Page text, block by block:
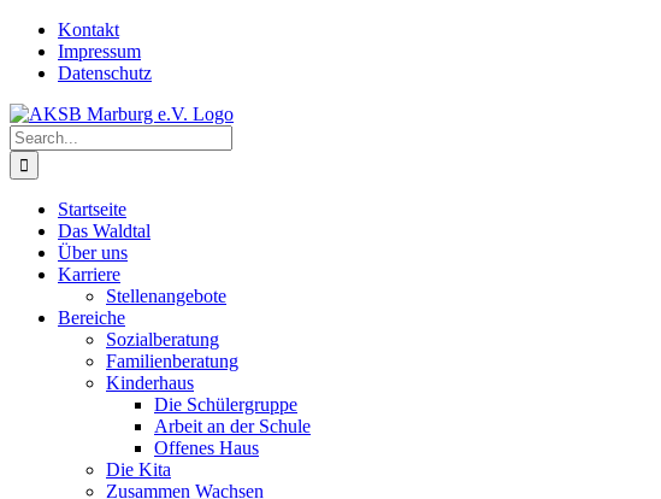
Skip
content
Kontakt
Impressum
Datenschutz
Search
for:
Startseite
Das Waldtal
Über uns
Karriere
Stellenangebote
Bereiche
Sozialberatung
Familienberatung
Kinderhaus
Die Schülergruppe
Arbeit an der Schule
Offenes Haus
Die Kita
Zusammen Wachsen